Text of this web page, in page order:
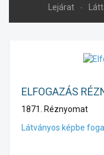
Lejárat
ELFOGAZÁS
1871. Réznyomat
Látványos képbe